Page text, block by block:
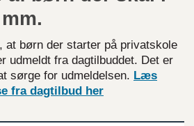
børn der starter på privatskole
udmeldt fra dagtilbuddet. Det er
sørge for udmeldelsen. Læs
fra dagtilbud her